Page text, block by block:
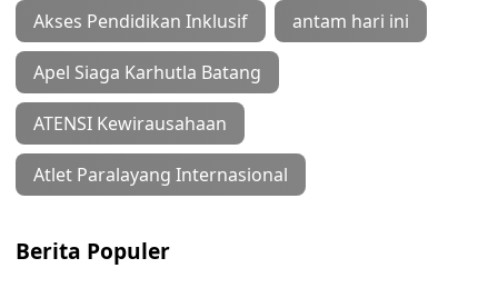
Akses Pendidikan Inklusif antam hari ini
Apel Siaga Karhutla Batang
ATENSI Kewirausahaan
Atlet Paralayang Internasional
Berita Populer